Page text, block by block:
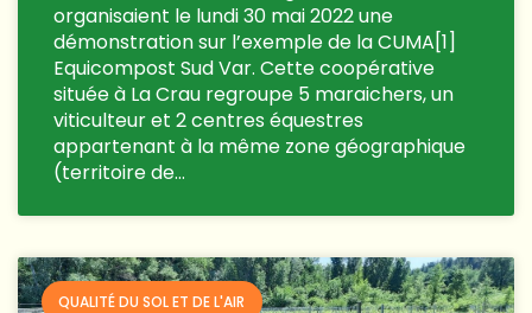
organisaient le lundi 30 mai 2022 une
démonstration sur l’exemple de la CUMA[1]
Equicompost Sud Var. Cette coopérative
située à La Crau regroupe 5 maraichers, un
viticulteur et 2 centres équestres
appartenant à la même zone géographique
(territoire de…
QUALITÉ DU SOL ET DE L'AIR